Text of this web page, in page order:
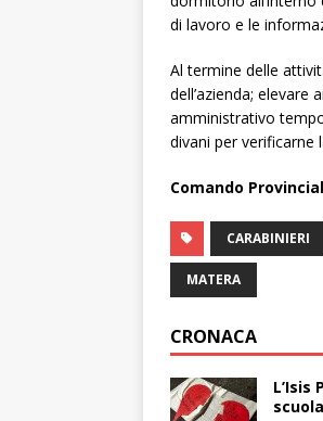
di lavoro e le
Al termine delle
dell’azienda;
amministrativo
divani per verificarne
Comando
CARABINIERI
MATERA
CRONACA